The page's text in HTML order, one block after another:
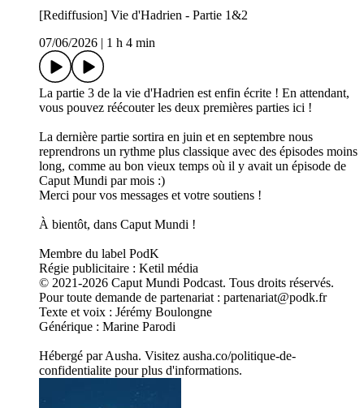
[Rediffusion] Vie d'Hadrien - Partie 1&2
07/06/2026
1 h 4 min
La partie 3 de la vie d'Hadrien est enfin écrite ! En attendant,
vous pouvez réécouter les deux premières parties ici !
La dernière partie sortira en juin et en septembre nous
reprendrons un rythme plus classique avec des épisodes moins
long, comme au bon vieux temps où il y avait un épisode de
Caput Mundi par mois :)
Merci pour vos messages et votre soutiens !
À bientôt, dans Caput Mundi !
Membre du label PodK
Régie publicitaire : Ketil média
© 2021-2026 Caput Mundi Podcast. Tous droits réservés.
Pour toute demande de partenariat : partenariat@podk.fr
Texte et voix : Jérémy Boulongne
Générique : Marine Parodi
Hébergé par Ausha. Visitez ausha.co/politique-de-
confidentialite pour plus d'informations.